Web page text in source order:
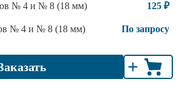
125 ₽
№ 4 и № 8 (18 мм)
По запросу
№ 4 и № 8 (18 мм)
+